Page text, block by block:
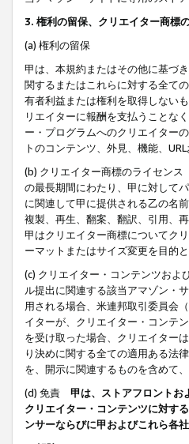
3. 権利の留保、クリエイター商標
(a) 権利の留保
甲は、本規約またはその他に基づ
関するまたはこれらに対する全て
有者利益または権利を取得しない
リエイターに報酬を支払うことな
ー・プログラムへのクリエイター
トのコンテンツ、外見、機能、
(b) クリエイター商標のライセン
の最長期間にわたり、甲に対して
に関連して甲に提供される乙の名
複製、再生、翻案、翻訳、引用、
甲はクリエイター商標についてク
ーマットまたはサイズ変更を目的
(c) クリエイター・コンテンツお
ル提出に関連する該当アマゾン・
用される場合、米連邦取引委員会
イターが、クリエイター・コンテ
を受け取った場合、クリエイター
り決めに関する全ての適用ある法
を、開示に関連するものを含めて
(d) 免責 甲は、ストアフロントお
クリエイター・コンテンツに対す
ンサーならびに甲およびこれら各